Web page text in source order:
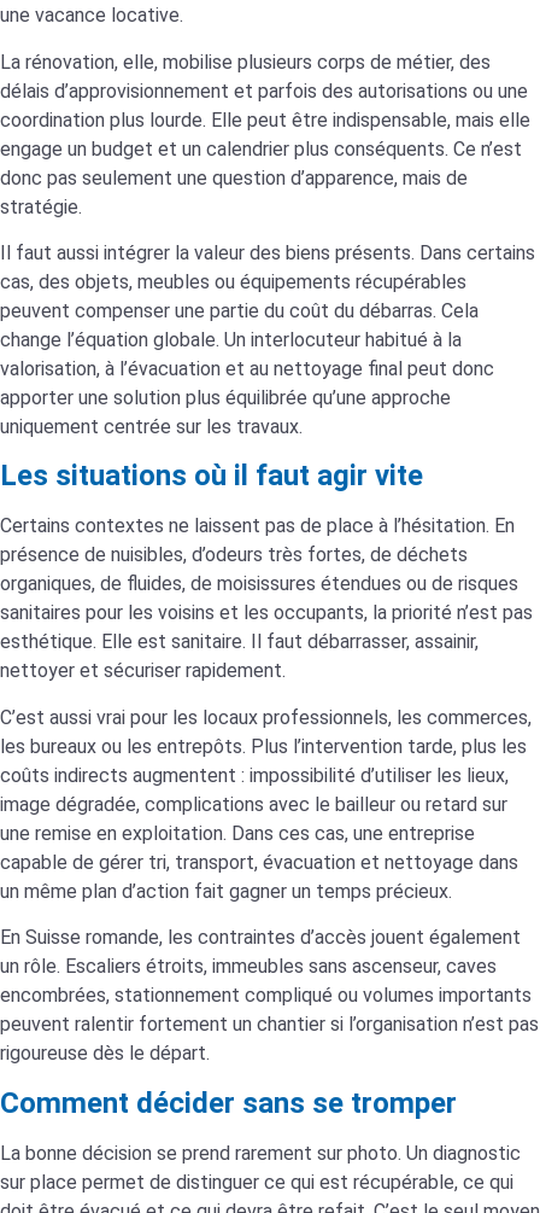
une vacance locative.
La rénovation, elle, mobilise plusieurs corps de métier, des
délais d’approvisionnement et parfois des autorisations ou une
coordination plus lourde. Elle peut être indispensable, mais elle
engage un budget et un calendrier plus conséquents. Ce n’est
donc pas seulement une question d’apparence, mais de
stratégie.
Il faut aussi intégrer la valeur des biens présents. Dans certains
cas, des objets, meubles ou équipements récupérables
peuvent compenser une partie du coût du débarras. Cela
change l’équation globale. Un interlocuteur habitué à la
valorisation, à l’évacuation et au nettoyage final peut donc
apporter une solution plus équilibrée qu’une approche
uniquement centrée sur les travaux.
Les situations où il faut agir vite
Certains contextes ne laissent pas de place à l’hésitation. En
présence de nuisibles, d’odeurs très fortes, de déchets
organiques, de fluides, de moisissures étendues ou de risques
sanitaires pour les voisins et les occupants, la priorité n’est pas
esthétique. Elle est sanitaire. Il faut débarrasser, assainir,
nettoyer et sécuriser rapidement.
C’est aussi vrai pour les locaux professionnels, les commerces,
les bureaux ou les entrepôts. Plus l’intervention tarde, plus les
coûts indirects augmentent : impossibilité d’utiliser les lieux,
image dégradée, complications avec le bailleur ou retard sur
une remise en exploitation. Dans ces cas, une entreprise
capable de gérer tri, transport, évacuation et nettoyage dans
un même plan d’action fait gagner un temps précieux.
En Suisse romande, les contraintes d’accès jouent également
un rôle. Escaliers étroits, immeubles sans ascenseur, caves
encombrées, stationnement compliqué ou volumes importants
peuvent ralentir fortement un chantier si l’organisation n’est pas
rigoureuse dès le départ.
Comment décider sans se tromper
La bonne décision se prend rarement sur photo. Un diagnostic
sur place permet de distinguer ce qui est récupérable, ce qui